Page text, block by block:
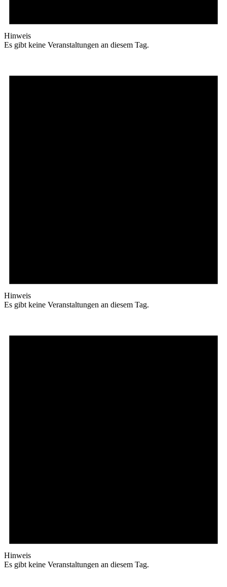
Hinweis
Es gibt keine Veranstaltungen an diesem Tag.
Hinweis
Es gibt keine Veranstaltungen an diesem Tag.
Hinweis
Es gibt keine Veranstaltungen an diesem Tag.